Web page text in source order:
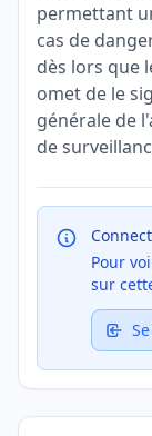
permettant
cas de
dès lors que
omet de le
générale de
de
Pour
sur